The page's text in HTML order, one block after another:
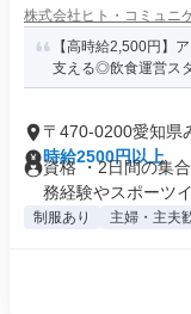
株式会社ヒト・コミュニ
【高時給2,500円】
支える◎飲食運営ス
〒470-0200愛知県
時給2500円以上
資格 ・2日間の集
務経験やスポーツ
制服あり 主婦・主夫